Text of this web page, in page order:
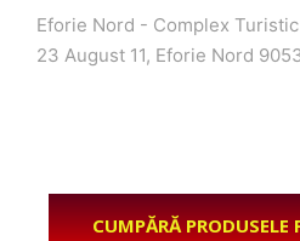
Eforie Nord - Complex
23 August 11, Eforie Nord
CUMPĂRĂ PRODUSELE